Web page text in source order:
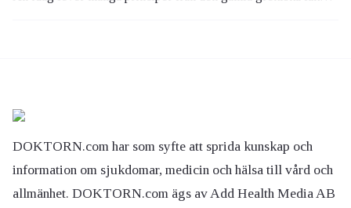
DOKTORN.com har som syfte att sprida kunskap och
information om sjukdomar, medicin och hälsa till vård och
allmänhet. DOKTORN.com ägs av Add Health Media AB